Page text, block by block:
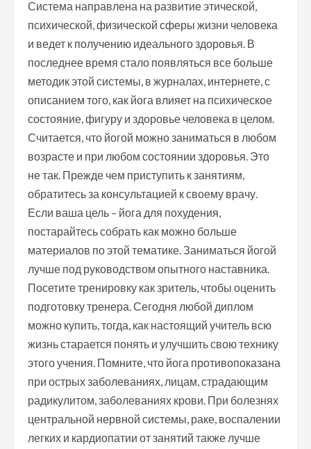
Система направлена на развитие этической,
психической, физической сферы жизни человека
и ведет к получению идеального здоровья. В
последнее время стало появляться все больше
методик этой системы, в журналах, интернете, с
описанием того, как йога влияет на психическое
состояние, фигуру и здоровье человека в целом.
Считается, что йогой можно заниматься в любом
возрасте и при любом состоянии здоровья. Это
не так. Прежде чем приступить к занятиям,
обратитесь за консультацией к своему врачу.
Если ваша цель – йога для похудения,
постарайтесь собрать как можно больше
материалов по этой тематике. Заниматься йогой
лучше под руководством опытного наставника.
Посетите тренировку как зритель, чтобы оценить
подготовку тренера. Сегодня любой диплом
можно купить, тогда, как настоящий учитель всю
жизнь старается понять и улучшить свою технику
этого учения. Помните, что йога противопоказана
при острых заболеваниях, лицам, страдающим
радикулитом, заболеваниях крови. При болезнях
центральной нервной системы, раке, воспалении
легких и кардиопатии от занятий также лучше